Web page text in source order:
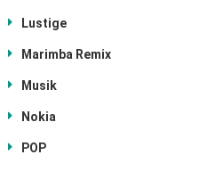
Lustige
Marimba Remix
Musik
Nokia
POP